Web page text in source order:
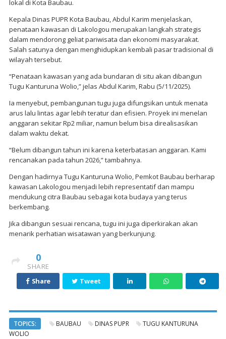
lokal di Kota Baubau.
Kepala Dinas PUPR Kota Baubau, Abdul Karim menjelaskan,
penataan kawasan di Lakologou merupakan langkah strategis
dalam mendorong geliat pariwisata dan ekonomi masyarakat.
Salah satunya dengan menghidupkan kembali pasar tradisional di
wilayah tersebut.
“Penataan kawasan yang ada bundaran di situ akan dibangun
Tugu Kanturuna Wolio,” jelas Abdul Karim, Rabu (5/11/2025).
Ia menyebut, pembangunan tugu juga difungsikan untuk menata
arus lalu lintas agar lebih teratur dan efisien. Proyek ini menelan
anggaran sekitar Rp2 miliar, namun belum bisa direalisasikan
dalam waktu dekat.
“Belum dibangun tahun ini karena keterbatasan anggaran. Kami
rencanakan pada tahun 2026,” tambahnya.
Dengan hadirnya Tugu Kanturuna Wolio, Pemkot Baubau berharap
kawasan Lakologou menjadi lebih representatif dan mampu
mendukung citra Baubau sebagai kota budaya yang terus
berkembang.
Jika dibangun sesuai rencana, tugu ini juga diperkirakan akan
menarik perhatian wisatawan yang berkunjung.
0
SHARE
Share
Tweet
TOPICS: BAUBAU DINAS PUPR
TUGU KANTURUNA
WOLIO